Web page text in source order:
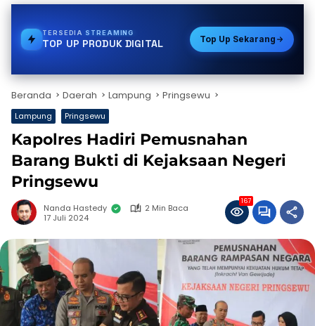
TERSEDIA PULSA
TOP UP PRODUK DIGITAL Top Up Sekarang
Beranda Daerah Lampung Pringsewu
Lampung Pringsewu
Kapolres Hadiri Pemusnahan
Barang Bukti di Kejaksaan Negeri
Pringsewu
Nanda Hastedy
2 Min Baca
17 Juli 2024
167